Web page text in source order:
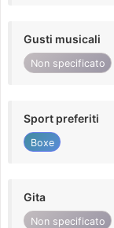
Gusti musicali
Non specificato
Sport preferiti
Boxe
Gita
Non specificato